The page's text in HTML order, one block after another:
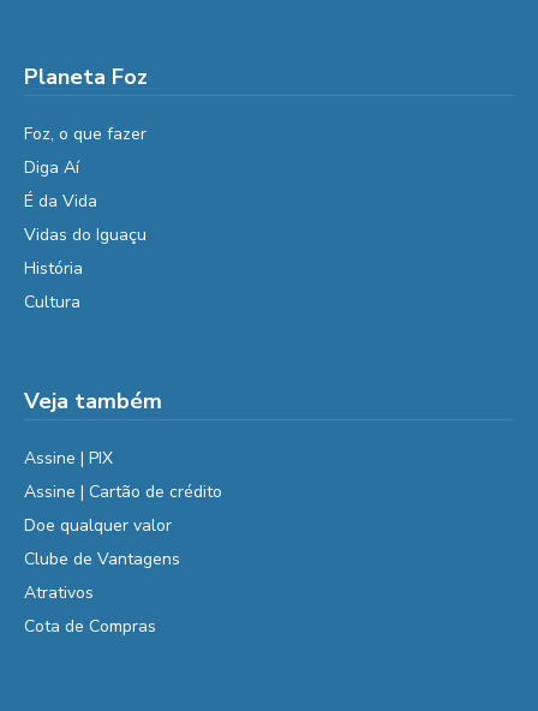
Planeta Foz
Foz, o que fazer
Diga Aí
É da Vida
Vidas do Iguaçu
História
Cultura
Veja também
Assine | PIX
Assine | Cartão de crédito
Doe qualquer valor
Clube de Vantagens
Atrativos
Cota de Compras